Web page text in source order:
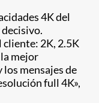
4K del
cliente: 2K, 2.5K
mejor
mensajes de
full 4K»,